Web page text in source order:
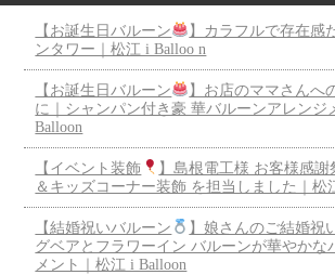
【お誕生日バルーン
】カラフルで存在感
ンタワー｜松江 i Balloo n
【お誕生日バルーン
】お店のママさんへ
に｜シャンパン付き豪 華バルーンアレンジ
Balloon
【イベント装飾
】島根電工様 お客様感謝
＆キッズコーナー装飾 を担当しました｜松
【結婚祝いバルーン
】娘さんのご結婚祝
グベアとフラワーイン バルーンが華やかな
メント｜松江 i Balloon